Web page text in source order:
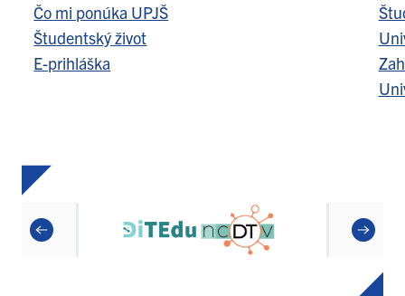
Čo mi ponúka UPJŠ
Študentský život
E-prihláška